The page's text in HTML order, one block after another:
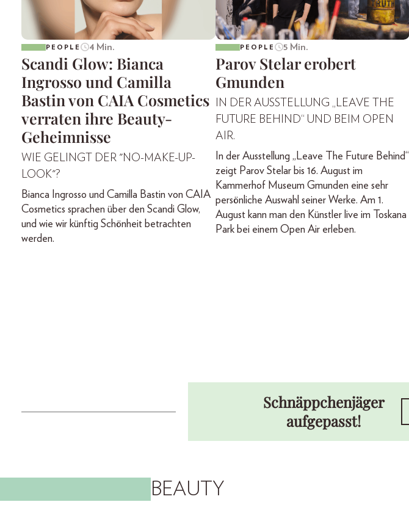
PEOPLE 4 Min.
Scandi Glow: Bianca
Ingrosso und Camilla
Bastin von CAIA Cosmetics
verraten ihre Beauty-
Geheimnisse
WIE GELINGT DER "NO-MAKE-UP-
LOOK"?
Bianca Ingrosso und Camilla Bastin von CAIA
Cosmetics sprachen über den Scandi Glow,
und wie wir künftig Schönheit betrachten
werden.
PEOPLE 5 Min.
Parov Stelar erobert
Gmunden
IN DER AUSSTELLUNG „LEAVE THE
FUTURE BEHIND“ UND BEIM OPEN
AIR.
In der Ausstellung „Leave The Future Behind“
zeigt Parov Stelar bis 16. August im
Kammerhof Museum Gmunden eine sehr
persönliche Auswahl seiner Werke. Am 1.
August kann man den Künstler live im Toskana
Park bei einem Open Air erleben.
Schnäppchenjäger
aufgepasst!
BEAUTY